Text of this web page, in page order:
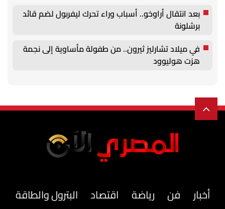
بعد انتقال أراوخو.. أسباب وراء تحرك ليفربول لضم قائد
برشلونة
في ميلاد تشارليز ثيرون.. من طفولة مأساوية إلى نجمة
هزت هوليوود
أخبار فن رياضة اقتصاد البترول والطاقة